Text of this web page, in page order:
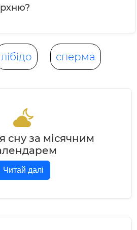
лібідо сперма
сну за місячним
Читай далі